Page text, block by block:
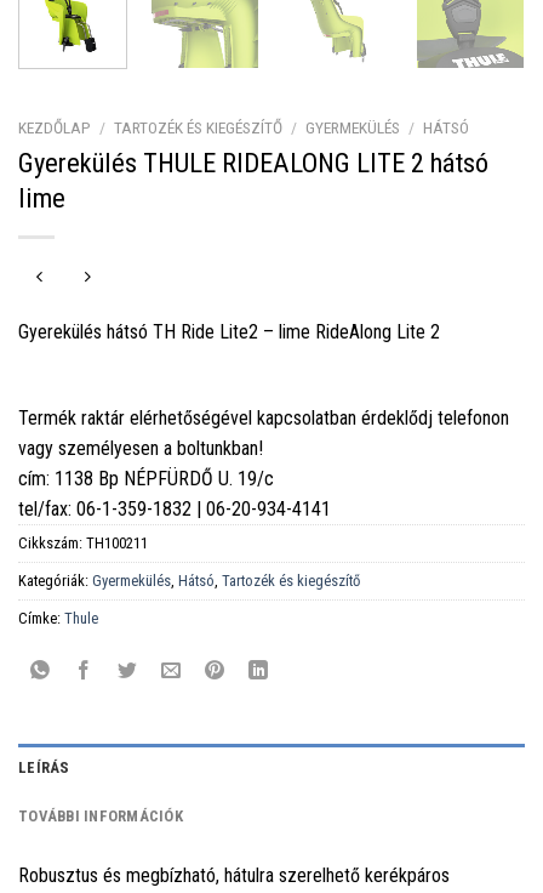
KEZDŐLAP / TARTOZÉK ÉS KIEGÉSZÍTŐ / GYERMEKÜLÉS / HÁTSÓ
Gyerekülés THULE RIDEALONG LITE 2 hátsó
lime
Gyerekülés hátsó TH Ride Lite2 – lime RideAlong Lite 2
Termék raktár elérhetőségével kapcsolatban érdeklődj telefonon
vagy személyesen a boltunkban!
cím: 1138 Bp NÉPFÜRDŐ U. 19/c
tel/fax: 06-1-359-1832 | 06-20-934-4141
Cikkszám: TH100211
Kategóriák: Gyermekülés Hátsó Tartozék és kiegészítő
Címke: Thule
LEÍRÁS
TOVÁBBI INFORMÁCIÓK
Robusztus és megbízható, hátulra szerelhető kerékpáros